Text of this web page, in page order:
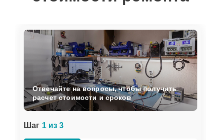
Шаг 1 из 3
Отвечайте на вопросы, чтобы получить
расчет стоимости и сроков